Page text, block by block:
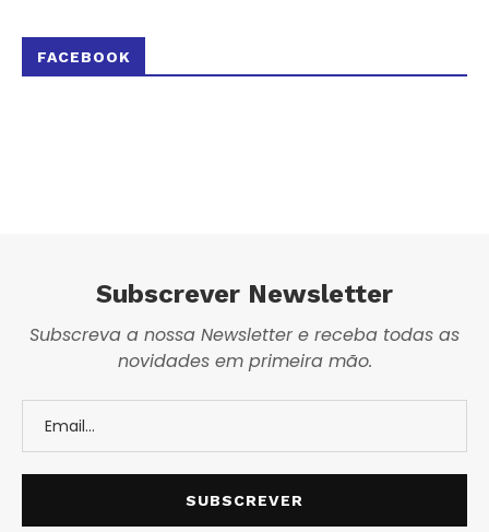
FACEBOOK
Subscrever Newsletter
Subscreva a nossa Newsletter e receba todas as
novidades em primeira mão.